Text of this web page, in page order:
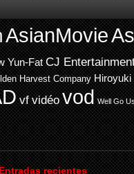
AsianMovie
Yun-Fat CJ
Harvest Company Hiroyuki
vf vidéo vod Well Go
recientes